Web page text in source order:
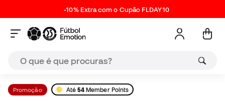
-10% Extra com o Cupão FLDAY10
Promoção Até 54 Member Points